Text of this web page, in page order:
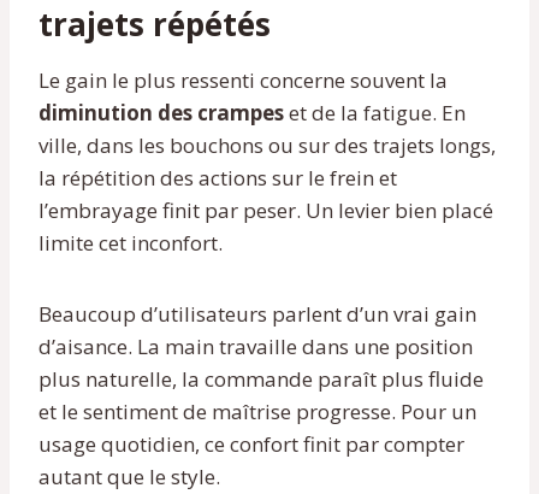
trajets répétés
Le gain le plus ressenti concerne souvent la
diminution des crampeset de la fatigue. En
ville, dans les bouchons ou sur des trajets longs,
la répétition des actions sur le frein et
l’embrayage finit par peser. Un levier bien placé
limite cet inconfort.
Beaucoup d’utilisateurs parlent d’un vrai gain
d’aisance. La main travaille dans une position
plus naturelle, la commande paraît plus fluide
et le sentiment de maîtrise progresse. Pour un
usage quotidien, ce confort finit par compter
autant que le style.